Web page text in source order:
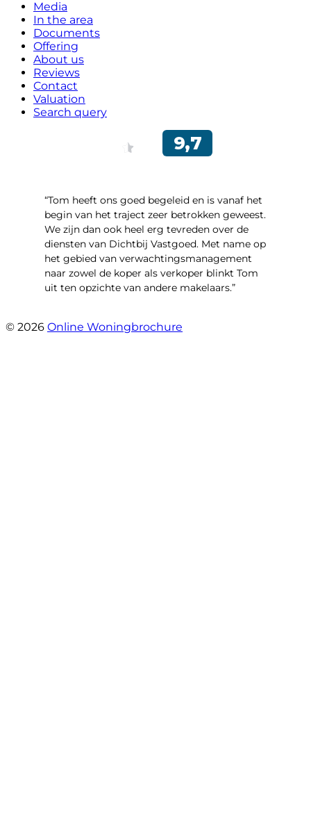
Media
In the area
Documents
Offering
About us
Reviews
Contact
Valuation
Search query
“Tom heeft ons goed begeleid en is vanaf het
begin van het traject zeer betrokken geweest.
We zijn dan ook heel erg tevreden over de
diensten van Dichtbij Vastgoed. Met name op
het gebied van verwachtingsmanagement
naar zowel de koper als verkoper blinkt Tom
uit ten opzichte van andere makelaars.”
© 2026 Online Woningbrochure